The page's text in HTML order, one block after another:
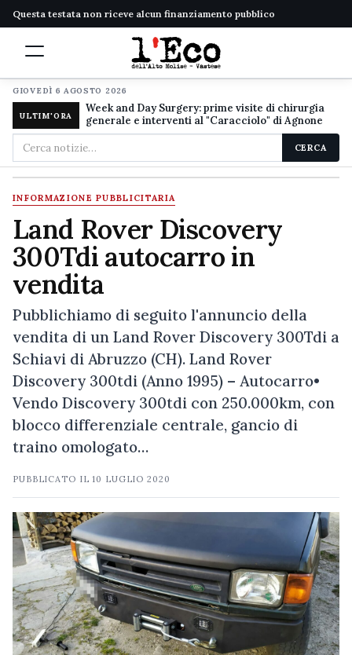
Questa testata non riceve alcun finanziamento pubblico
GIOVEDÌ 6 AGOSTO 2026
ULTIM'ORA
Week and Day Surgery: prime visite di chirurgia
generale e interventi al "Caracciolo" di Agnone
Cerca
nel
sito
CERCA
INFORMAZIONE PUBBLICITARIA
Land Rover Discovery
300Tdi autocarro in
vendita
Pubblichiamo di seguito l'annuncio della
vendita di un Land Rover Discovery 300Tdi a
Schiavi di Abruzzo (CH). Land Rover
Discovery 300tdi (Anno 1995) – Autocarro•
Vendo Discovery 300tdi con 250.000km, con
blocco differenziale centrale, gancio di
traino omologato…
PUBBLICATO IL10 LUGLIO 2020